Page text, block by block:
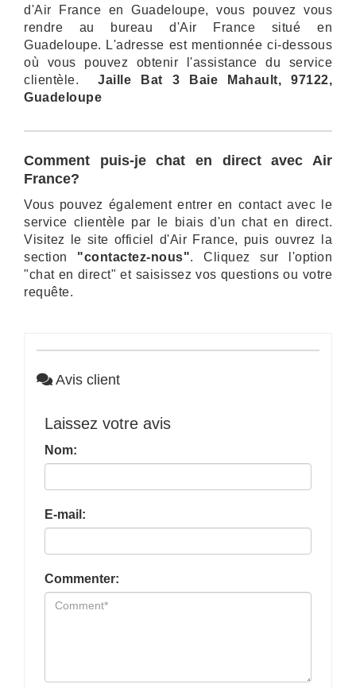
d'Air France en Guadeloupe, vous pouvez vous
rendre au bureau d'Air France situé en
Guadeloupe. L'adresse est mentionnée ci-dessous
où vous pouvez obtenir l'assistance du service
clientèle. Jaille Bat 3 Baie Mahault, 97122,
Guadeloupe
Comment puis-je chat en direct avec Air
France?
Vous pouvez également entrer en contact avec le
service clientèle par le biais d'un chat en direct.
Visitez le site officiel d'Air France, puis ouvrez la
section "contactez-nous". Cliquez sur l'option
"chat en direct" et saisissez vos questions ou votre
requête.
Avis client
Laissez votre avis
Nom:
E-mail:
Commenter: